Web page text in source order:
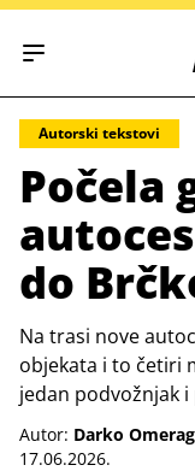
Open main menu
Autorski tekstovi
Počela
do
Na trasi nove
objekata i to četiri
jedan podvožnjak i
Autor: Darko
17.06.2026.